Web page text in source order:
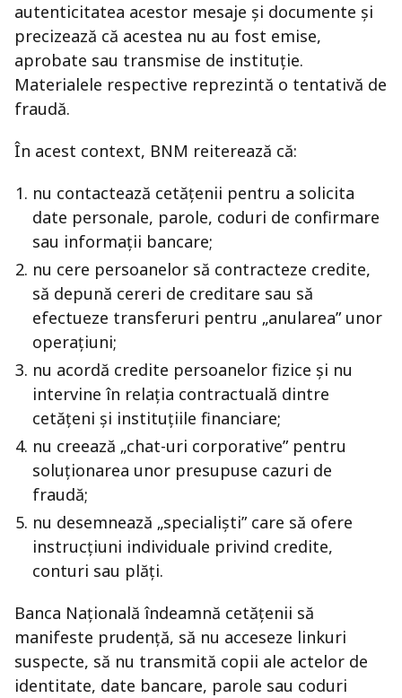
autenticitatea acestor mesaje și documente și
precizează că acestea nu au fost emise,
aprobate sau transmise de instituție.
Materialele respective reprezintă o tentativă de
fraudă.
În acest context, BNM reiterează că:
nu contactează cetățenii pentru a solicita
date personale, parole, coduri de confirmare
sau informații bancare;
nu cere persoanelor să contracteze credite,
să depună cereri de creditare sau să
efectueze transferuri pentru „anularea” unor
operațiuni;
nu acordă credite persoanelor fizice și nu
intervine în relația contractuală dintre
cetățeni și instituțiile financiare;
nu creează „chat-uri corporative” pentru
soluționarea unor presupuse cazuri de
fraudă;
nu desemnează „specialiști” care să ofere
instrucțiuni individuale privind credite,
conturi sau plăți.
Banca Națională îndeamnă cetățenii să
manifeste prudență, să nu acceseze linkuri
suspecte, să nu transmită copii ale actelor de
identitate, date bancare, parole sau coduri